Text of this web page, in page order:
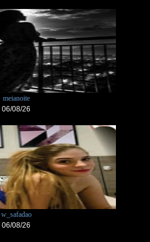
meianoite
06/08/26
w_safadao
06/08/26